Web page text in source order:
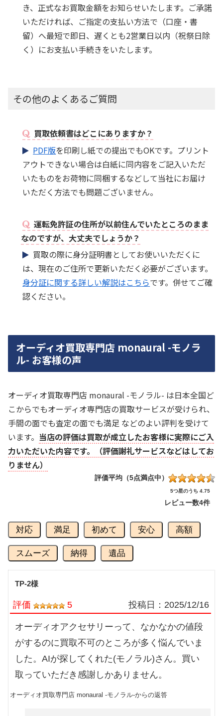
き、正式なお買取金額をお知らせいたします。ご承諾
いただければ、ご指定の支払い方法で（口座・書
留）へ最短で即日、遅くとも2営業日以内（祝祭日除
く）にお支払い手続きをいたします。
その他のよくあるご質問
買取依頼書はどこにありますか？
PDF版を印刷し紙での提出でもOKです。プリント
アウトできない場合は白紙に同内容をご記入いただ
いたものをお荷物に同梱するなどして当社にお届け
いただく方法でも問題ございません。
運転免許証の住所が以前住んでいたところのまま
なのですが、大丈夫でしょうか？
買取の際に身分証明書としてお使いいただくに
は、現在のご住所で更新いただく必要がございます。
身分証に関する詳しい解説はこちらです。併せてご確
認ください。
オーディオ買取専門店 monaural -モノラ
ル- お客様の声
オーディオ買取専門店 monaural -モノラル- は日本全国ど
こからでもオーディオ専門店の買取サービスが受けられ、
手間の面でも査定の面でも満足 などのよい評判を受けて
います。 当店の評価は買取が成立したお客様に実際にご入
力いただいた内容です。（評価謝礼サービスなどはしてお
りません）
評価平均（5点満点中）
5つ星のうち 4.75
レビュー数4件
対応 満足 初めて 安心 高額
スムーズ 納得 遺品
TP-2様
評価 5 投稿日： 2025/12/16
オーディオアクセサリーって、なかなかの値段
がするのに買取不可のところが多く悩んでいま
した。AIが探してくれた(モノラル)さん。買い
取っていただき感謝しかありません。
オーディオ買取専門店 monaural -モノラル-からの返答